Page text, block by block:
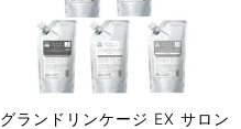
グランドリンケージ EX サロン